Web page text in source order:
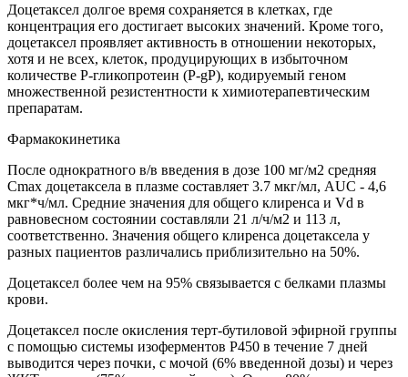
Доцетаксел долгое время сохраняется в клетках, где
концентрация его достигает высоких значений. Кроме того,
доцетаксел проявляет активность в отношении некоторых,
хотя и не всех, клеток, продуцирующих в избыточном
количестве Р-гликопротеин (P-gP), кодируемый геном
множественной резистентности к химиотерапевтическим
препаратам.
Фармакокинетика
После однократного в/в введения в дозе 100 мг/м2 средняя
Cmax доцетаксела в плазме составляет 3.7 мкг/мл, AUC - 4,6
мкг*ч/мл. Средние значения для общего клиренса и Vd в
равновесном состоянии составляли 21 л/ч/м2 и 113 л,
соответственно. Значения общего клиренса доцетаксела у
разных пациентов различались приблизительно на 50%.
Доцетаксел более чем на 95% связывается с белками плазмы
крови.
Доцетаксел после окисления терт-бутиловой эфирной группы
с помощью системы изоферментов Р450 в течение 7 дней
выводится через почки, с мочой (6% введенной дозы) и через